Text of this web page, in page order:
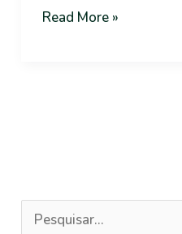
da
Read More »